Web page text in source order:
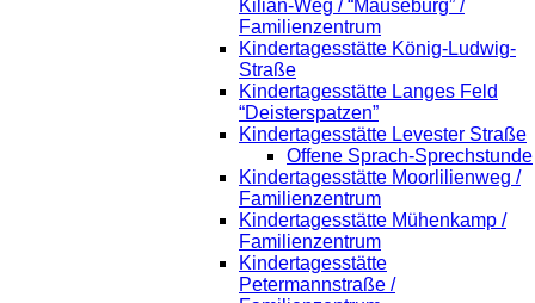
Kilian-Weg / “Mäuseburg” /
Familienzentrum
Kindertagesstätte König-Ludwig-
Straße
Kindertagesstätte Langes Feld
“Deisterspatzen”
Kindertagesstätte Levester Straße
Offene Sprach-Sprechstunde
Kindertagesstätte Moorlilienweg /
Familienzentrum
Kindertagesstätte Mühenkamp /
Familienzentrum
Kindertagesstätte
Petermannstraße /